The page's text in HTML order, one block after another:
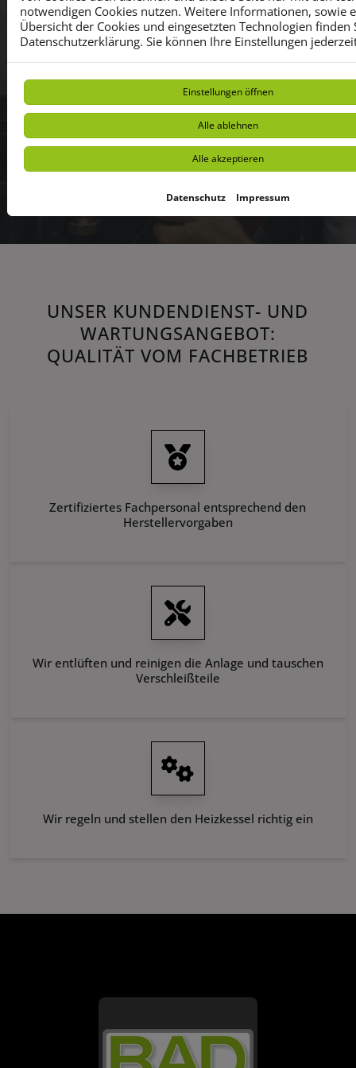
Verlängern Sie die Lebensdauer Ihrer
Heizungsanlage
Minimieren Sie den Schadstoffausstoß
Profitieren Sie vom Garantieanspruch neuer
Beugen Sie Heizungsausfällen vor
Sichern Sie sich Ihren Versicherungsschutz bei
UNSER KUNDENDIENST- UND
WARTUNGSANGEBOT:
QUALITÄT VOM FACHBETRIEB
Zertifiziertes Fachpersonal entsprechend den
Herstellervorgaben
Wir entlüften und reinigen die Anlage und tauschen
Verschleißteile
Wir regeln und stellen den Heizkessel richtig ein
notwendigen Cookies nutzen. Weitere Informationen, sowie
Übersicht der Cookies und eingesetzten Technologien finden
Datenschutzerklärung. Sie können Ihre Einstellungen
Einstellungen öffnen
Alle ablehnen
Alle akzeptieren
Datenschutz Impressum